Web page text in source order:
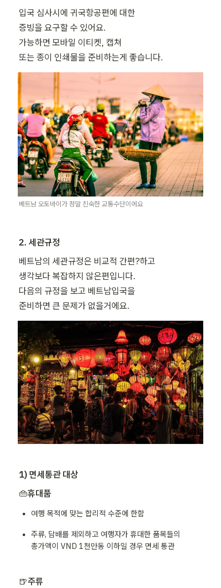
입국 심사시에 귀국항공편에 대한
증빙을 요구할 수 있어요.
가능하면 모바일 이티켓, 캡쳐
또는 종이 인쇄물을 준비하는게 좋습니다.
베트남 오토바이가 정말 친숙한 교통수단이에요
2. 세관규정
베트남의 세관규정은 비교적 간편?하고
생각보다 복잡하지 않은편입니다.
다음의 규정을 보고 베트남입국을
준비하면 큰 문제가 없을거에요.
1) 면세통관 대상
👜휴대품
여행 목적에 맞는 합리적 수준에 한함
주류, 담배를 제외하고 여행자가 휴대한 품목들의
총가액이 VND 1천만동 이하일 경우 면세 통관
🍺주류